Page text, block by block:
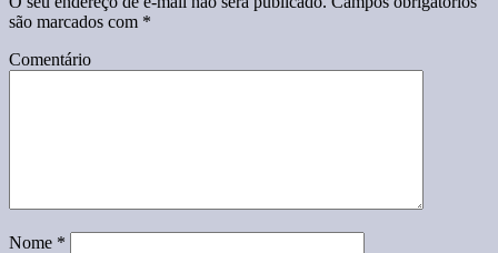
são marcados com *
Comentário
Nome *